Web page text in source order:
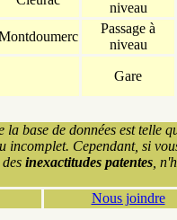
niveau
Passage à
niveau
Gare
base de données est telle
incomplet. Cependant, si
inexactitudes patentes ,
Nous joindre